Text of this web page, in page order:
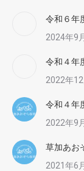
令和６
2024年9
令和４年
2022年
令和４年
2022年9
草加あお
2021年6